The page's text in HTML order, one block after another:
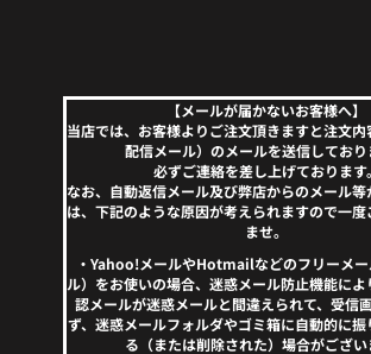
【メールが届かないお客様へ】
当店では、お客様よりご注文頂きますと注文
配信メール）のメールを送信しており
必ずご連絡を差し上げております。
なお、自動返信メール及び弊店からのメール
は、下記のような原因が考えられますので一
ませ。
・Yahoo!メールやHotmailなどのフリーメー
ル）をお使いの場合、迷惑メール防止機能に
認メールが迷惑メールと間違えられて、受信
ず、迷惑メールフォルダやゴミ箱に自動的に
る（または削除された）場合がござい